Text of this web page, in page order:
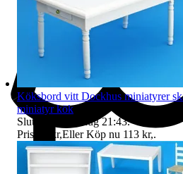
Köksbord vitt Dockhus miniatyrer
miniatyr kök
Sluttid
6 aug 21:43.
Pris:
98 kr,Eller Köp nu 113 kr,.